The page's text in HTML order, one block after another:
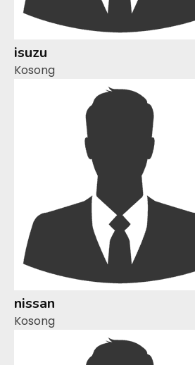
isuzu
Kosong
nissan
Kosong